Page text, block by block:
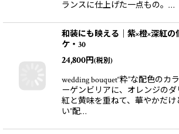
ランスに仕上げた一点もの。…
和装にも映える｜紫×橙×深紅の
ケ・30
24,800円(税別)
wedding bouquet“粋”な配色のカ
ーゲンビリアに、オレンジの
紅と黄味を重ねて、華やかだけ
い”配…